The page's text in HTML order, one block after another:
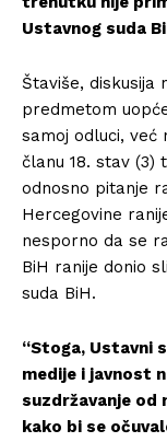
Info
Kontakt
Impressum
Ustavnog suda
Štaviše, diskusija
predmetom
samoj odluci,
članu 18. stav (3)
odnosno pitanje
Hercegovine
nesporno da se
BiH ranije donio
suda BiH.
“Stoga, Ustavni
medije i javnost
suzdržavanje od
kako bi se